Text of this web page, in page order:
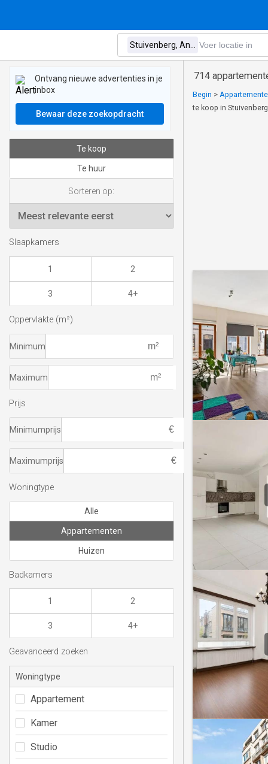
714
Begin >
te koop in
Ontvang nieuwe advertenties in je
inbox
Bewaar deze zoekopdracht
Te koop
Te huur
Sorteren op:
Slaapkamers
1 2
3 4+
Oppervlakte (m²)
Minimum
Maximum
Prijs
Minimumprijs
Maximumprijs
Woningtype
Alle
Appartementen
Huizen
Badkamers
1 2
3 4+
Geavanceerd zoeken
Woningtype
Appartement
Kamer
Studio